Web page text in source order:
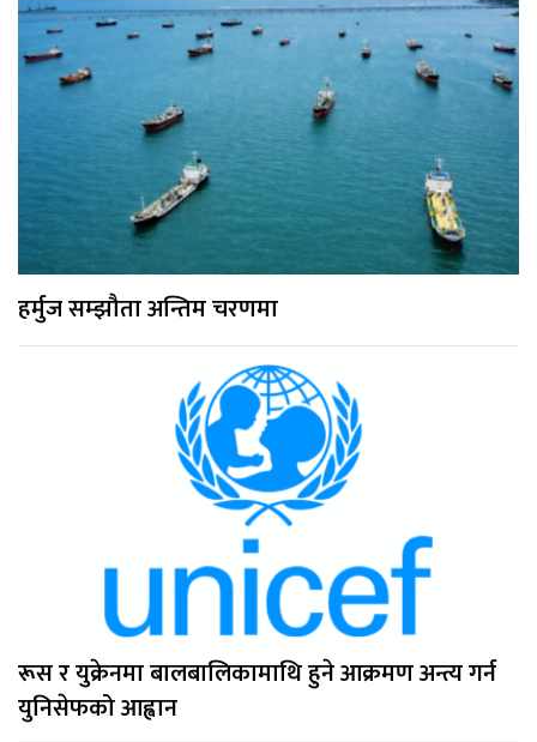
हर्मुज सम्झौता अन्तिम चरणमा
रूस र युक्रेनमा बालबालिकामाथि हुने आक्रमण अन्त्य गर्न
युनिसेफको आह्वान